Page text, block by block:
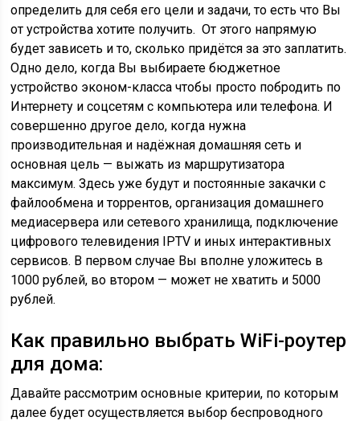
определить для себя его цели и задачи, то есть что Вы
от устройства хотите получить. От этого напрямую
будет зависеть и то, сколько придётся за это заплатить.
Одно дело, когда Вы выбираете бюджетное
устройство эконом-класса чтобы просто побродить по
Интернету и соцсетям с компьютера или телефона. И
совершенно другое дело, когда нужна
производительная и надёжная домашняя сеть и
основная цель — выжать из маршрутизатора
максимум. Здесь уже будут и постоянные закачки с
файлообмена и торрентов, организация домашнего
медиасервера или сетевого хранилища, подключение
цифрового телевидения IPTV и иных интерактивных
сервисов. В первом случае Вы вполне уложитесь в
1000 рублей, во втором — может не хватить и 5000
рублей.
Как правильно выбрать WiFi-роутер
для дома:
Давайте рассмотрим основные критерии, по которым
далее будет осуществляется выбор беспроводного